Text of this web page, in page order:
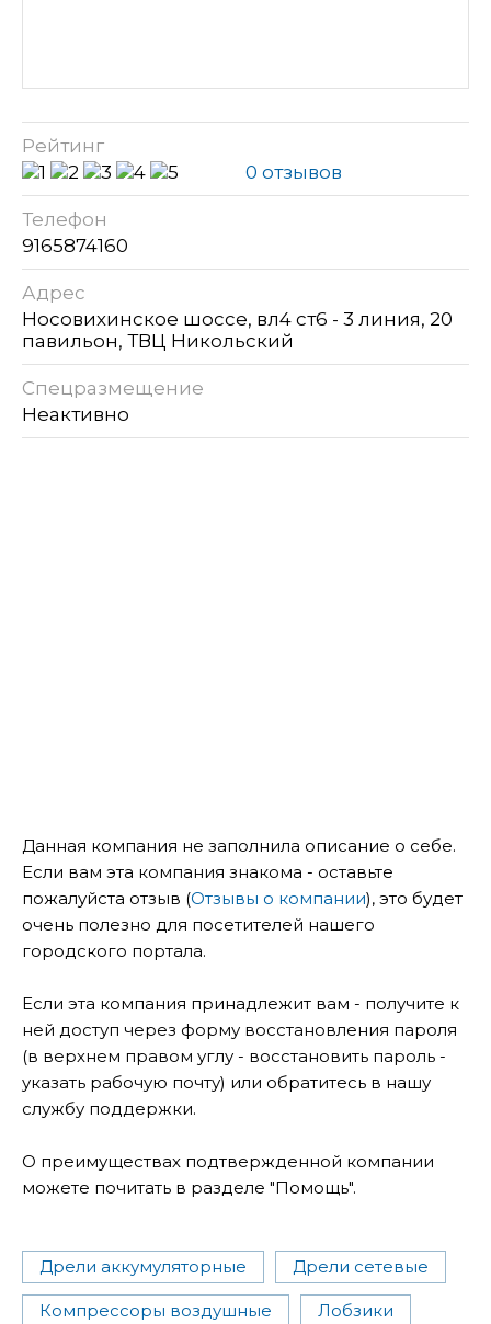
Рейтинг
0 отзывов
Телефон
9165874160
Адрес
Носовихинское шоссе, вл4 ст6 - 3 линия, 20
павильон, ТВЦ Никольский
Спецразмещение
Неактивно
Данная компания не заполнила описание о себе.
Если вам эта компания знакома - оставьте
пожалуйста отзыв (Отзывы о компании), это будет
очень полезно для посетителей нашего
городского портала.
Если эта компания принадлежит вам - получите к
ней доступ через форму восстановления пароля
(в верхнем правом углу - восстановить пароль -
указать рабочую почту) или обратитесь в нашу
службу поддержки.
О преимуществах подтвержденной компании
можете почитать в разделе "Помощь".
Дрели аккумуляторные Дрели сетевые
Компрессоры воздушные Лобзики